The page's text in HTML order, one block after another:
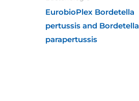
EurobioPlex Bordetella
pertussis and Bordetella
parapertussis